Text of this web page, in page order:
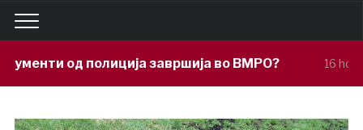
завршија во ВМРО? 16 hours ago Под